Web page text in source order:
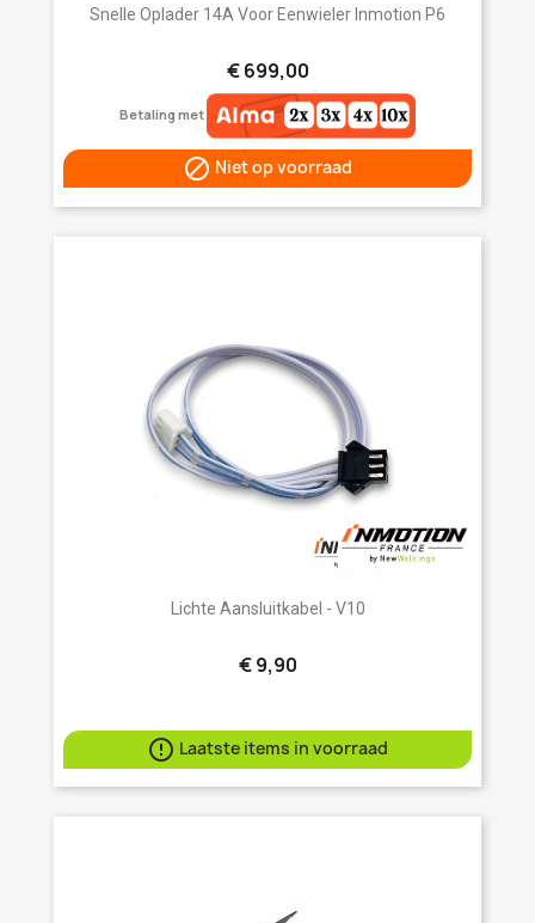
Snelle Oplader 14A Voor Eenwieler Inmotion P6
€ 699,00
Betaling met
 Niet op voorraad
Lichte Aansluitkabel - V10
€ 9,90
 Laatste items in voorraad